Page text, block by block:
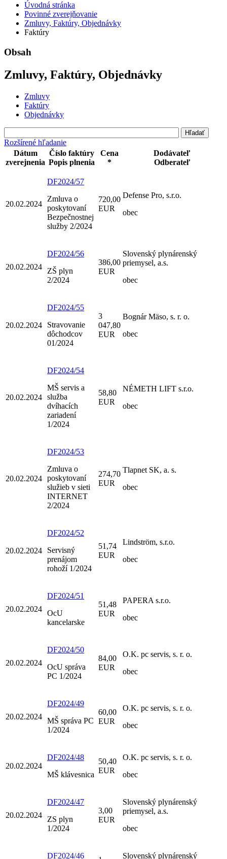
Úvodná stránka
Povinné zverejňovanie
Zmluvy, Faktúry, Objednávky
Faktúry
Obsah
Zmluvy, Faktúry, Objednávky
Zmluvy
Faktúry
Objednávky
Rozšírené hľadanie
Dátum
zverejnenia
Číslo faktúry
Popis plnenia
Cena
*
Dodávateľ
Odberateľ
20.02.2024
DF2024/57
Zmluva o
poskytovaní
Bezpečnostnej
služby 2/2024
720,00
EUR
Defense Pro, s.r.o.
obec
20.02.2024
DF2024/56
ZŠ plyn
2/2024
386,00
EUR
Slovenský plynárenský
priemysel, a.s.
obec
20.02.2024
DF2024/55
Stravovanie
dôchodcov
01/2024
3
047,80
EUR
Bognár Mäso, s. r. o.
obec
20.02.2024
DF2024/54
MŠ servis a
služba
dvíhacích
zariadení
1/2024
58,80
EUR
NÉMETH LIFT s.r.o.
obec
20.02.2024
DF2024/53
Zmluva o
poskytovaní
služieb v sieti
INTERNET
2/2024
274,70
EUR
Tlapnet SK, a. s.
obec
20.02.2024
DF2024/52
Servisný
prenájom
rohoží 1/2024
51,74
EUR
Lindström, s.r.o.
obec
20.02.2024
DF2024/51
OcU
kancelarske
51,48
EUR
PAPERA s.r.o.
obec
20.02.2024
DF2024/50
OcU správa
PC 1/2024
84,00
EUR
O.K. pc servis, s. r. o.
obec
20.02.2024
DF2024/49
MŠ správa PC
1/2024
60,00
EUR
O.K. pc servis, s. r. o.
obec
20.02.2024
DF2024/48
MŠ klávesnica
50,40
EUR
O.K. pc servis, s. r. o.
obec
20.02.2024
DF2024/47
ZS plyn
1/2024
3,00
EUR
Slovenský plynárenský
priemysel, a.s.
obec
DF2024/46 Slovenský plynárenský